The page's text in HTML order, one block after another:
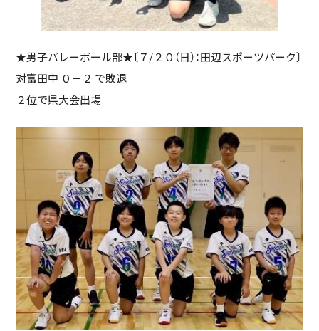
★男子バレーボール部★〔７/２０（日）：田辺スポーツパーク〕
対富田中 ０－２ で敗退
２位で県大会出場